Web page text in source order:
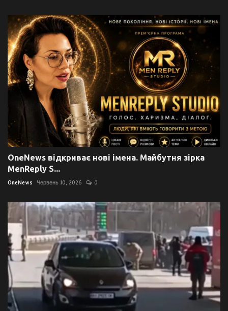
OneNews відкриває нові імена. Майбутня зірка
MenReply S...
OneNews Червень 10, 2026 0